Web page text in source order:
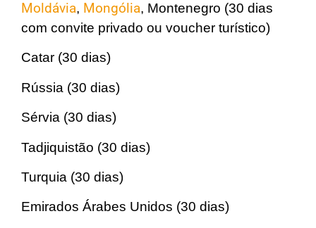
Moldávia, Mongólia, Montenegro (30 dias
com convite privado ou voucher turístico)
Catar (30 dias)
Rússia (30 dias)
Sérvia (30 dias)
Tadjiquistão (30 dias)
Turquia (30 dias)
Emirados Árabes Unidos (30 dias)